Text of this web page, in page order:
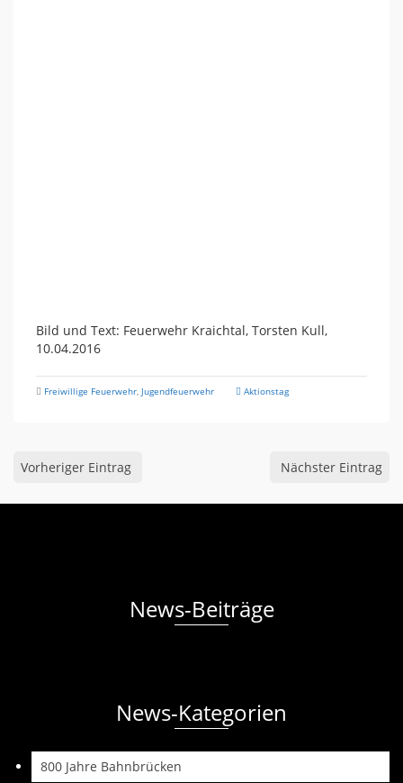
Bild und Text: Feuerwehr Kraichtal, Torsten Kull,
10.04.2016
Freiwillige Feuerwehr, Jugendfeuerwehr Aktionstag
Vorheriger Eintrag Nächster Eintrag
News-Beiträge
News-Kategorien
800 Jahre Bahnbrücken